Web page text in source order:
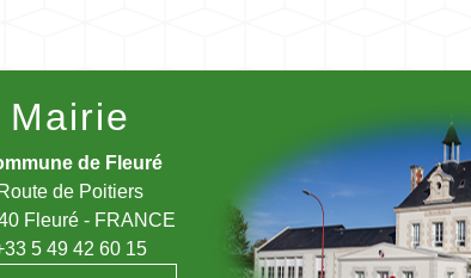
Mairie
de Fleuré
Route de Poitiers
Fleuré - FRANCE
5 49 42 60 15